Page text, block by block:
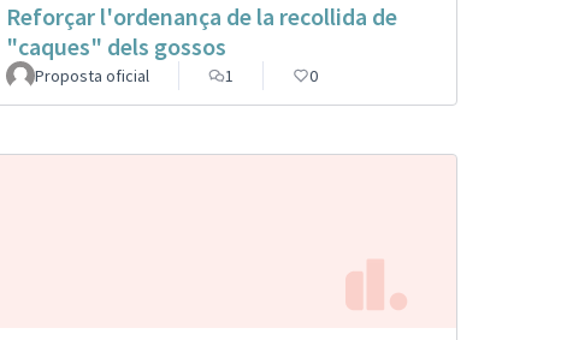
Reforçar l'ordenança de la recollida de
"caques" dels gossos
Proposta oficial 1 0